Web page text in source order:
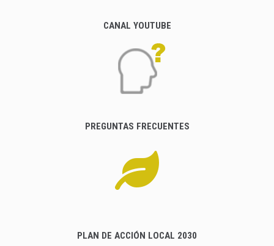
CANAL YOUTUBE
PREGUNTAS FRECUENTES
PLAN DE ACCIÓN LOCAL 2030